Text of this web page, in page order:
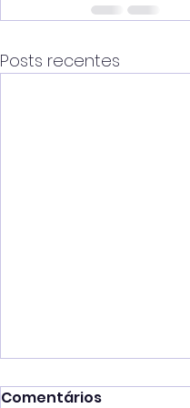
Posts recentes
Comentários